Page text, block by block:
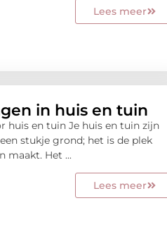
Lees meer
in huis en tuin
huis en tuin Je huis en tuin zijn
stukje grond; het is de plek
maakt. Het ...
Lees meer